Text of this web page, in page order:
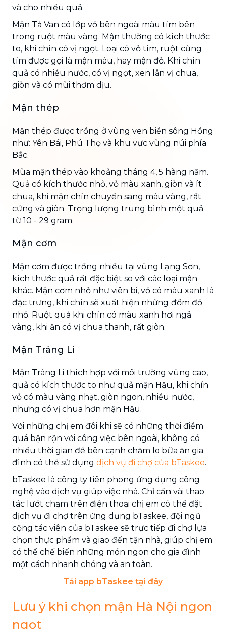
và cho nhiều quả.
Mận Tả Van có lớp vỏ bên ngoài màu tím bên
trong ruột màu vàng. Mận thường có kích thước
to, khi chín có vị ngọt. Loại có vỏ tím, ruột cũng
tím được gọi là mận máu, hay mận đỏ. Khi chín
quả có nhiều nước, có vị ngọt, xen lẫn vị chua,
giòn và có mùi thơm dịu.
Mận thép
Mận thép được trồng ở vùng ven biển sông Hồng
như: Yên Bái, Phú Thọ và khu vực vùng núi phía
Bắc.
Mùa mận thép vào khoảng tháng 4, 5 hàng năm.
Quả có kích thước nhỏ, vỏ màu xanh, giòn và ít
chua, khi mận chín chuyển sang màu vàng, rất
cứng và giòn. Trọng lượng trung bình một quả
từ 10 - 29 gram.
Mận cơm
Mận cơm được trồng nhiều tại vùng Lạng Sơn,
kích thước quả rất đặc biệt so với các loại mận
khác. Mận cơm nhỏ như viên bi, vỏ có màu xanh lá
đặc trưng, khi chín sẽ xuất hiện những đốm đỏ
nhỏ. Ruột quả khi chín có màu xanh hơi ngả
vàng, khi ăn có vị chua thanh, rất giòn.
Mận Tráng Li
Mận Tráng Li thích hợp với môi trường vùng cao,
quả có kích thước to như quả mận Hậu, khi chín
vỏ có màu vàng nhạt, giòn ngon, nhiều nước,
nhưng có vị chua hơn mận Hậu.
Với những chị em đôi khi sẽ có những thời điểm
quá bận rộn với công việc bên ngoài, không có
nhiều thời gian để bên cạnh chăm lo bữa ăn gia
đình có thể sử dụng dịch vụ đi chợ của bTaskee.
bTaskee là công ty tiên phong ứng dụng công
nghệ vào dịch vụ giúp việc nhà. Chỉ cần vài thao
tác lướt chạm trên điện thoại chị em có thể đặt
dịch vụ đi chợ trên ứng dụng bTaskee, đội ngũ
cộng tác viên của bTaskee sẽ trực tiếp đi chợ lựa
chọn thực phẩm và giao đến tận nhà, giúp chị em
có thể chế biến những món ngon cho gia đình
một cách nhanh chóng và an toàn.
Tải app bTaskee tại đây
Lưu ý khi chọn mận Hà Nội ngon
ngọt